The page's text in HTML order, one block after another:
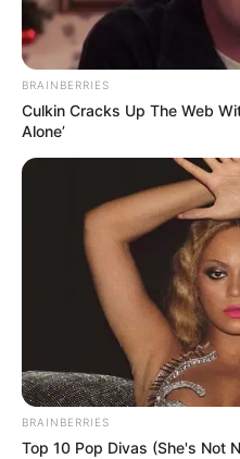
agis.de.
Wir freuen uns über Ihre
Ausflugszielen und
Kreis und in Hagen, die in
Touristen- und
Märkischer Kreis und
Umkreissuche:
Altena Balve-Hagen
Hemer- Iserlohn-
Lüdenscheid
Meinerzhagen und
-Menden (Sauerland)
Neuenrade-
Schalksmühle und
BRAINBERRIES
Culkin Cracks Up The Web
Alone’
BRAINBERRIES
Top 10 Pop Divas (She's Not